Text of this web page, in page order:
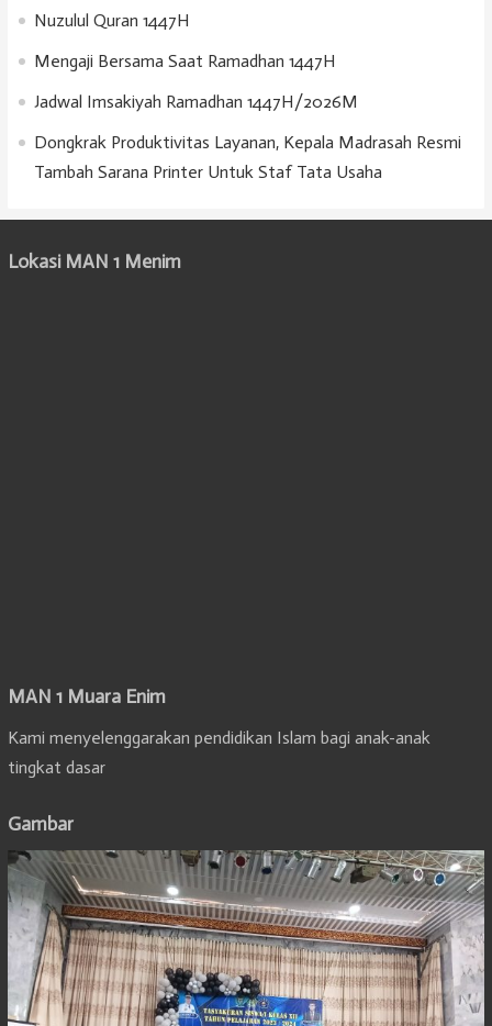
Nuzulul Quran 1447H
Mengaji Bersama Saat Ramadhan 1447H
Jadwal Imsakiyah Ramadhan 1447H/2026M
Dongkrak Produktivitas Layanan, Kepala Madrasah Resmi
Tambah Sarana Printer Untuk Staf Tata Usaha
Lokasi MAN 1 Menim
MAN 1 Muara Enim
Kami menyelenggarakan pendidikan Islam bagi anak-anak
tingkat dasar
Gambar